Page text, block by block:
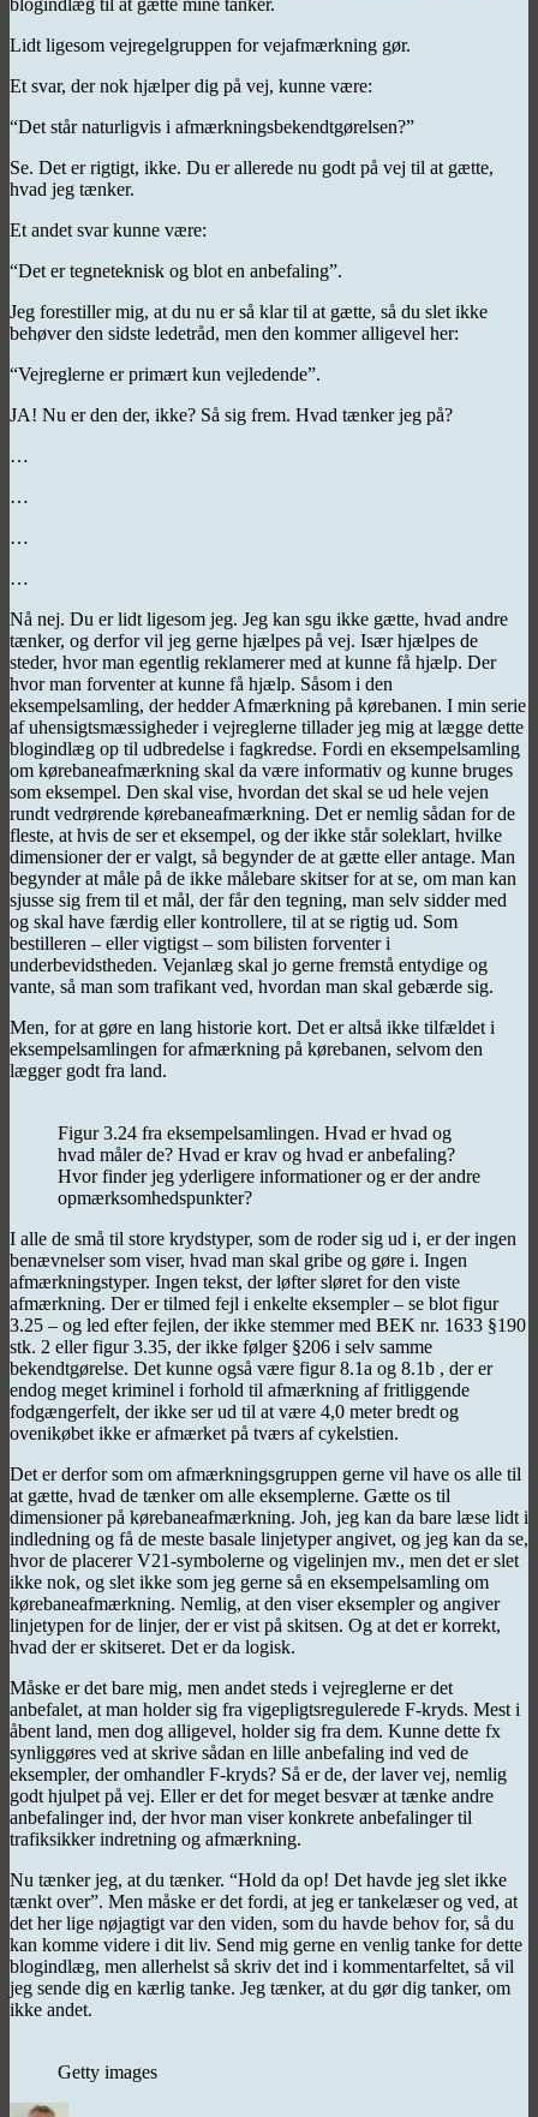
Lidt ligesom vejregelgruppen for vejafmærkning gør.
Et svar, der nok hjælper dig på vej, kunne være:
“Det står naturligvis i afmærkningsbekendtgørelsen?”
Se. Det er rigtigt, ikke. Du er allerede nu godt på vej til at gætte,
hvad jeg tænker.
Et andet svar kunne være:
“Det er tegneteknisk og blot en anbefaling”.
Jeg forestiller mig, at du nu er så klar til at gætte, så du slet ikke
behøver den sidste ledetråd, men den kommer alligevel her:
“Vejreglerne er primært kun vejledende”.
JA! Nu er den der, ikke? Så sig frem. Hvad tænker jeg på?
…
…
…
…
Nå nej. Du er lidt ligesom jeg. Jeg kan sgu ikke gætte, hvad andre
tænker, og derfor vil jeg gerne hjælpes på vej. Især hjælpes de
steder, hvor man egentlig reklamerer med at kunne få hjælp. Der
hvor man forventer at kunne få hjælp. Såsom i den
eksempelsamling, der hedder Afmærkning på kørebanen. I min serie
af uhensigtsmæssigheder i vejreglerne tillader jeg mig at lægge dette
blogindlæg op til udbredelse i fagkredse. Fordi en eksempelsamling
om kørebaneafmærkning skal da være informativ og kunne bruges
som eksempel. Den skal vise, hvordan det skal se ud hele vejen
rundt vedrørende kørebaneafmærkning. Det er nemlig sådan for de
fleste, at hvis de ser et eksempel, og der ikke står soleklart, hvilke
dimensioner der er valgt, så begynder de at gætte eller antage. Man
begynder at måle på de ikke målebare skitser for at se, om man kan
sjusse sig frem til et mål, der får den tegning, man selv sidder med
og skal have færdig eller kontrollere, til at se rigtig ud. Som
bestilleren – eller vigtigst – som bilisten forventer i
underbevidstheden. Vejanlæg skal jo gerne fremstå entydige og
vante, så man som trafikant ved, hvordan man skal gebærde sig.
Men, for at gøre en lang historie kort. Det er altså ikke tilfældet i
eksempelsamlingen for afmærkning på kørebanen, selvom den
lægger godt fra land.
Figur 3.24 fra eksempelsamlingen. Hvad er hvad og
hvad måler de? Hvad er krav og hvad er anbefaling?
Hvor finder jeg yderligere informationer og er der andre
opmærksomhedspunkter?
I alle de små til store krydstyper, som de roder sig ud i, er der ingen
benævnelser som viser, hvad man skal gribe og gøre i. Ingen
afmærkningstyper. Ingen tekst, der løfter sløret for den viste
afmærkning. Der er tilmed fejl i enkelte eksempler – se blot figur
3.25 – og led efter fejlen, der ikke stemmer med BEK nr. 1633 §190
stk. 2 eller figur 3.35, der ikke følger §206 i selv samme
bekendtgørelse. Det kunne også være figur 8.1a og 8.1b , der er
endog meget kriminel i forhold til afmærkning af fritliggende
fodgængerfelt, der ikke ser ud til at være 4,0 meter bredt og
ovenikøbet ikke er afmærket på tværs af cykelstien.
Det er derfor som om afmærkningsgruppen gerne vil have os alle til
at gætte, hvad de tænker om alle eksemplerne. Gætte os til
dimensioner på kørebaneafmærkning. Joh, jeg kan da bare læse lidt i
indledning og få de meste basale linjetyper angivet, og jeg kan da se,
hvor de placerer V21-symbolerne og vigelinjen mv., men det er slet
ikke nok, og slet ikke som jeg gerne så en eksempelsamling om
kørebaneafmærkning. Nemlig, at den viser eksempler og angiver
linjetypen for de linjer, der er vist på skitsen. Og at det er korrekt,
hvad der er skitseret. Det er da logisk.
Måske er det bare mig, men andet steds i vejreglerne er det
anbefalet, at man holder sig fra vigepligtsregulerede F-kryds. Mest i
åbent land, men dog alligevel, holder sig fra dem. Kunne dette fx
synliggøres ved at skrive sådan en lille anbefaling ind ved de
eksempler, der omhandler F-kryds? Så er de, der laver vej, nemlig
godt hjulpet på vej. Eller er det for meget besvær at tænke andre
anbefalinger ind, der hvor man viser konkrete anbefalinger til
trafiksikker indretning og afmærkning.
Nu tænker jeg, at du tænker. “Hold da op! Det havde jeg slet ikke
tænkt over”. Men måske er det fordi, at jeg er tankelæser og ved, at
det her lige nøjagtigt var den viden, som du havde behov for, så du
kan komme videre i dit liv. Send mig gerne en venlig tanke for dette
blogindlæg, men allerhelst så skriv det ind i kommentarfeltet, så vil
jeg sende dig en kærlig tanke. Jeg tænker, at du gør dig tanker, om
ikke andet.
Getty images